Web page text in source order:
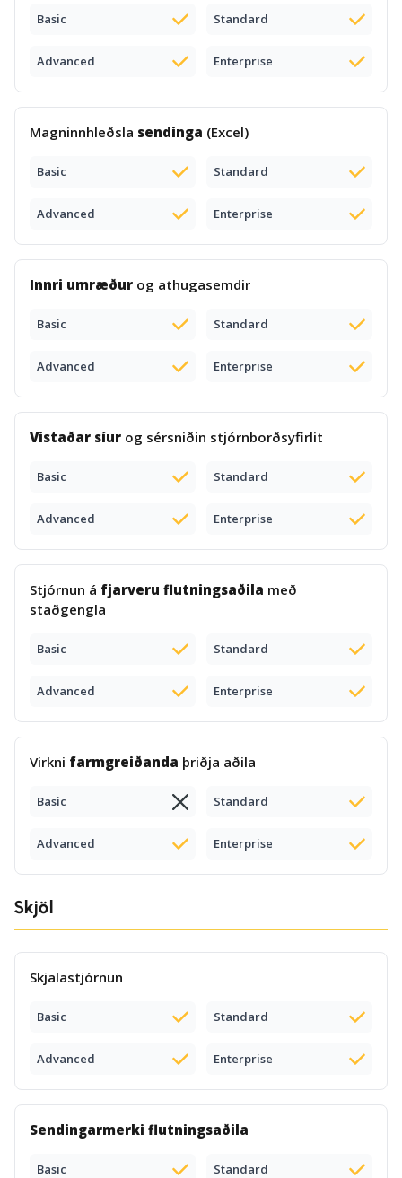
Basic Standard
Advanced Enterprise
Magninnhleðsla sendinga (Excel)
Basic Standard
Advanced Enterprise
Innri umræður og athugasemdir
Basic Standard
Advanced Enterprise
Vistaðar síur og sérsniðin stjórnborðsyfirlit
Basic Standard
Advanced Enterprise
Stjórnun á fjarveru flutningsaðila með
staðgengla
Basic Standard
Advanced Enterprise
Virkni farmgreiðanda þriðja aðila
Basic Standard
Advanced Enterprise
Skjöl
Skjalastjórnun
Basic Standard
Advanced Enterprise
Sendingarmerki flutningsaðila
Basic Standard